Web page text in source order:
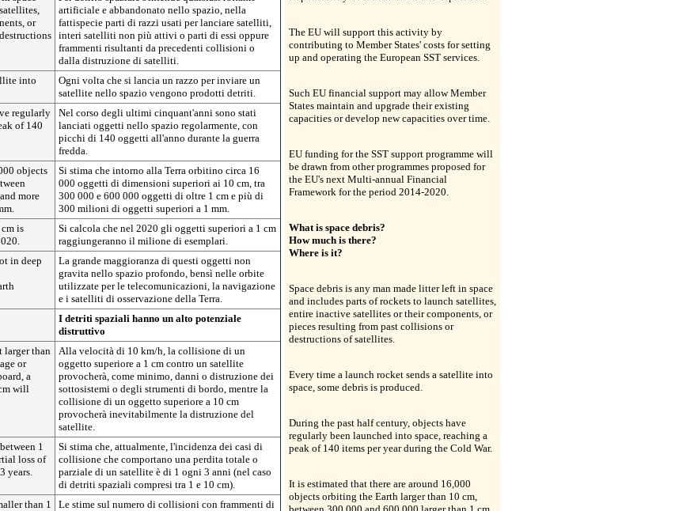
or
artificiale e abbandonato nello spazio, nella
fattispecie parti di razzi usati per lanciare satelliti,
interi satelliti non più attivi o parti di essi oppure
frammenti risultanti da precedenti collisioni o
dalla distruzione di satelliti.
into
Ogni volta che si lancia un razzo per inviare un
satellite nello spazio vengono prodotti detriti.
regularly
of 140
Nel corso degli ultimi cinquant'anni sono stati
lanciati oggetti nello spazio regolarmente, con
picchi di 140 oggetti all'anno durante la guerra
fredda.
objects
more
Si stima che intorno alla Terra orbitino circa 16
000 oggetti di dimensioni superiori ai 10 cm, tra
300 000 e 600 000 oggetti di oltre 1 cm e più di
300 milioni di oggetti superiori a 1 mm.
is
Si calcola che nel 2020 gli oggetti superiori a 1 cm
raggiungeranno il milione di esemplari.
in deep
La grande maggioranza di questi oggetti non
gravita nello spazio profondo, bensì nelle orbite
utilizzate per le telecomunicazioni, la navigazione
e i satelliti di osservazione della Terra.
I detriti spaziali hanno un alto potenziale
distruttivo
larger than
or
a
will
Alla velocità di 10 km/h, la collisione di un
oggetto superiore a 1 cm contro un satellite
provocherà, come minimo, danni o distruzione dei
sottosistemi o degli strumenti di bordo, mentre la
collisione di un oggetto superiore a 10 cm
provocherà inevitabilmente la distruzione del
satellite.
1
loss of
years.
Si stima che, attualmente, l'incidenza dei casi di
collisione che comportano una perdita totale o
parziale di un satellite è di 1 ogni 3 anni (nel caso
di detriti spaziali compresi tra 1 e 10 cm).
than 1 Le stime sul numero di collisioni con frammenti di
The EU will support this activity by
contributing to Member States' costs for setting
up and operating the European SST services.
Such EU financial support may allow Member
States maintain and upgrade their existing
capacities or develop new capacities over time.
EU funding for the SST support programme will
be drawn from other programmes proposed for
the EU's next Multi-annual Financial
Framework for the period 2014-2020.
What is space debris?
How much is there?
Where is it?
Space debris is any man made litter left in space
and includes parts of rockets to launch satellites,
entire inactive satellites or their components, or
pieces resulting from past collisions or
destructions of satellites.
Every time a launch rocket sends a satellite into
space, some debris is produced.
During the past half century, objects have
regularly been launched into space, reaching a
peak of 140 items per year during the Cold War.
It is estimated that there are around 16,000
objects orbiting the Earth larger than 10 cm,